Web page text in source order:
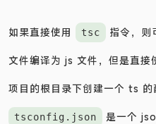
如果直接使用 tsc 指令，则
文件编译为 js 文件，但是直接
项目的根目录下创建一个 ts 的
tsconfig.json 是一个